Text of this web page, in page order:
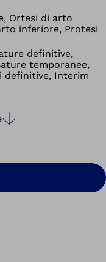
Ortesi di arto
inferiore, Protesi
definitive,
temporanee,
definitive, Interim